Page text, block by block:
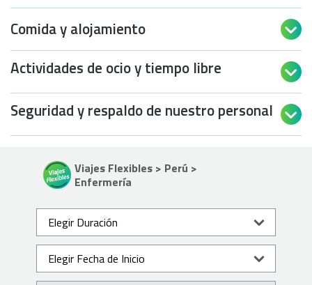
Comida y alojamiento 
Actividades de ocio y tiempo libre 
Seguridad y respaldo de nuestro personal 
Viajes Flexibles > Perú >
Enfermería